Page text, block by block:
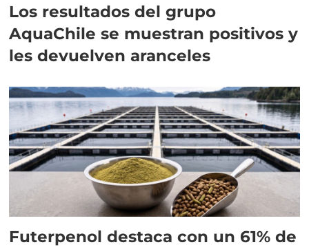
Los resultados del grupo
AquaChile se muestran positivos y
les devuelven aranceles
Futerpenol destaca con un 61% de